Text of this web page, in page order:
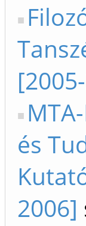
és
2006]